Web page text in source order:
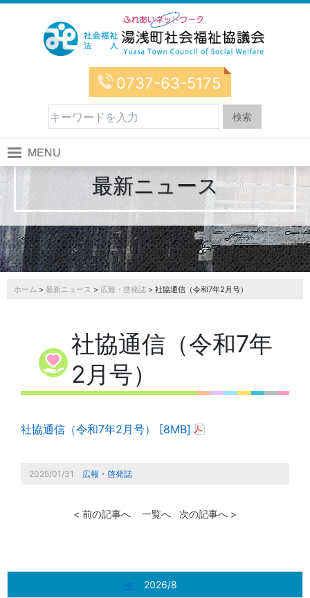
0737-63-5175
最新ニュース
ホーム > 最新ニュース > 広報・啓発誌 > 社協通信（令和7年2月号）
社協通信（令和7年
2月号）
社協通信（令和7年2月号） [8MB]
2025/01/31 広報・啓発誌
< 前の記事へ 一覧へ 次の記事へ >
≪ 2026/8